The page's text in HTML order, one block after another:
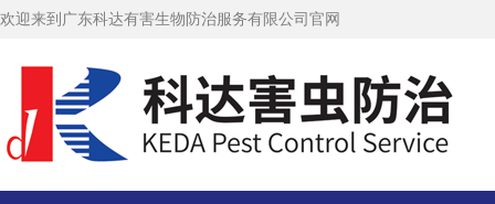
欢迎来到广东科达有害生物防治服务有限公司官网